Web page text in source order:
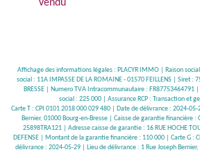
Affichage des informations légales : PLACYR IMMO | Raison
social : 11A IMPASSE DE LA ROMAINE - 01570 FEILLENS | Siret :
BRESSE | Numero TVA Intracommunautaire : FR87753464791
social : 225 000 | Assurance RCP : Transaction et
Carte T : CPI 0101 2018 000 029 480 | Date de délivrance : 2024-
Bernier, 01000 Bourg-en-Bresse | Caisse de garantie financière :
25898TRA121 | Adresse caisse de garantie : 16 RUE HOCHE
DEFENSE | Montant de la garantie financière : 110 000 | Carte G :
délivrance : 2024-05-29 | Lieu de délivrance : 1 Rue Joseph